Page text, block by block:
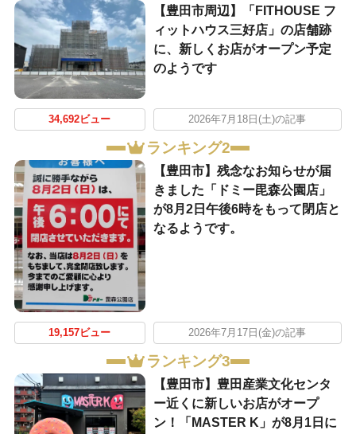
【豊田市周辺】「FITHOUSE フ
ィットハウス三好店」の店舗跡
に、新しくお店がオープン予定
のようです
34,692ビュー 2026年7月18日(土)の記事
ランキング2
【豊田市】残念なお知らせが届
きました「ドミー毘森公園店」
が8月2日午後6時をもって閉店と
なるようです。
19,157ビュー 2026年7月17日(金)の記事
ランキング3
【豊田市】豊田産業文化センタ
ー近くに新しいお店がオープ
ン！「MASTER K」が8月1日に